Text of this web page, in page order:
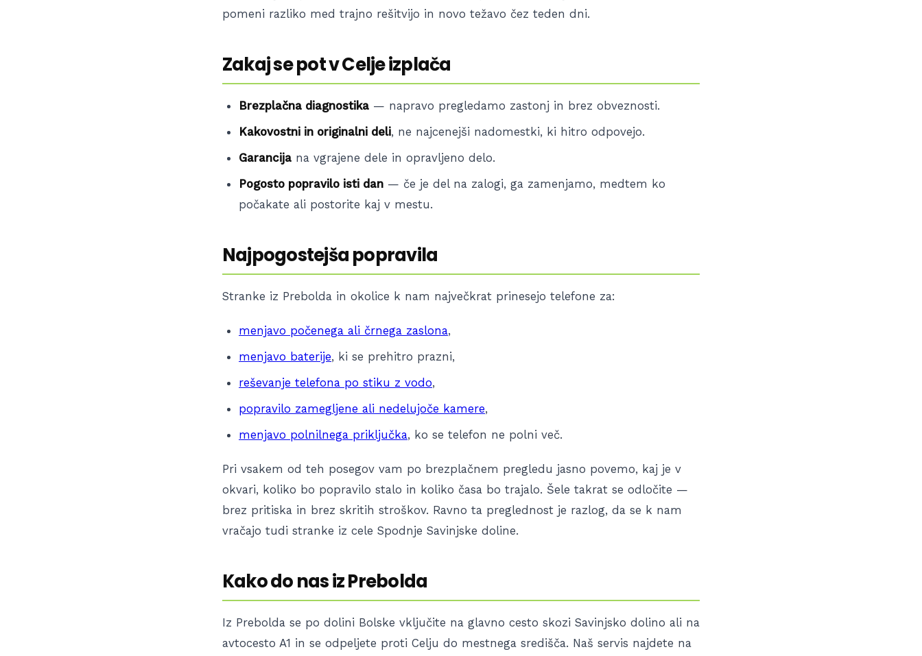
pomeni razliko med trajno rešitvijo in novo težavo čez teden dni.
Zakaj se pot v Celje izplača
Brezplačna diagnostika — napravo pregledamo zastonj in brez obveznosti.
Kakovostni in originalni deli, ne najcenejši nadomestki, ki hitro odpovejo.
Garancija na vgrajene dele in opravljeno delo.
Pogosto popravilo isti dan — če je del na zalogi, ga zamenjamo, medtem ko
počakate ali postorite kaj v mestu.
Najpogostejša popravila
Stranke iz Prebolda in okolice k nam največkrat prinesejo telefone za:
menjavo počenega ali črnega zaslona,
menjavo baterije, ki se prehitro prazni,
reševanje telefona po stiku z vodo,
popravilo zamegljene ali nedelujoče kamere,
menjavo polnilnega priključka, ko se telefon ne polni več.
Pri vsakem od teh posegov vam po brezplačnem pregledu jasno povemo, kaj je v
okvari, koliko bo popravilo stalo in koliko časa bo trajalo. Šele takrat se odločite —
brez pritiska in brez skritih stroškov. Ravno ta preglednost je razlog, da se k nam
vračajo tudi stranke iz cele Spodnje Savinjske doline.
Kako do nas iz Prebolda
Iz Prebolda se po dolini Bolske vključite na glavno cesto skozi Savinjsko dolino ali na
avtocesto A1 in se odpeljete proti Celju do mestnega središča. Naš servis najdete na